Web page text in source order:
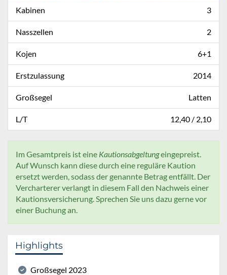
Kabinen 3
Nasszellen 2
Kojen 6+1
Erstzulassung 2014
Großsegel Latten
L/T 12,40 / 2,10
Im Gesamtpreis ist eine Kautionsabgeltungeingepreist.
Auf Wunsch kann diese durch eine reguläre Kaution
ersetzt werden, sodass der genannte Betrag entfällt. Der
Vercharterer verlangt in diesem Fall den Nachweis einer
Kautionsversicherung. Sprechen Sie uns dazu gerne vor
einer Buchung an.
Highlights
Großsegel 2023